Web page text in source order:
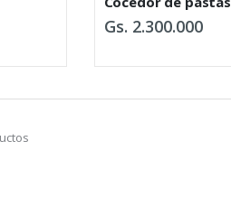
Gs. 2.300.000